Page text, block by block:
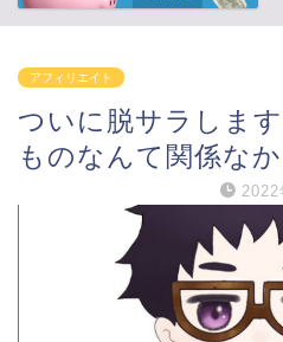
アフィリエイト
ついに脱サラしま
ものなんて関係な
2022